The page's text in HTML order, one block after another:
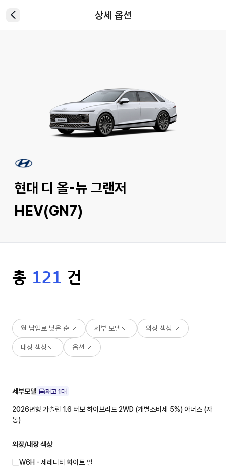
상세 옵션
현대 디 올-뉴 그랜저
HEV(GN7)
총 121 건
월 납입료 낮은 순 세부 모델 외장 색상
내장 색상 옵션
세부모델 재고 1대
2026년형 가솔린 1.6 터보 하이브리드 2WD (개별소비세 5%)아너스 (자
동)
외장/내장색상
W6H - 세레니티 화이트 펄